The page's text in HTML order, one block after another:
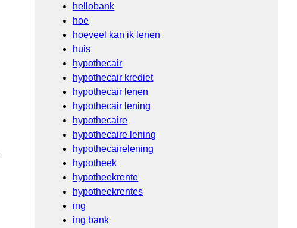
hellobank
hoe
hoeveel kan ik lenen
huis
hypothecair
hypothecair krediet
hypothecair lenen
hypothecair lening
hypothecaire
hypothecaire lening
hypothecairelening
hypotheek
hypotheekrente
hypotheekrentes
ing
ing bank